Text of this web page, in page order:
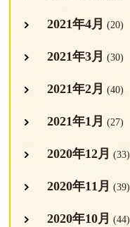
2021年4月 (20)
2021年3月 (30)
2021年2月 (40)
2021年1月 (27)
2020年12月 (33)
2020年11月 (39)
2020年10月 (44)